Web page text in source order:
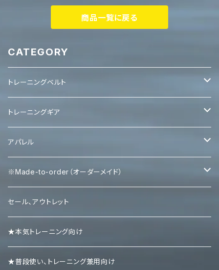
商品一覧に戻る
CATEGORY
トレーニングベルト
レバーベルト
パワーベルト
トレーニングギア
パワーグリップ
エルボースリーブ
ニースリーブ
ニーラップ
リストラップ
アパレル
タンクトップ
Ｔシャツ
ハーフパンツ
キャップ
※Made-to-order（オーダーメイド）
Tシャツ
タンクトップ
ロンＴ
セール、アウトレット
★本気トレーニング向け
★普段使い、トレーニング兼用向け